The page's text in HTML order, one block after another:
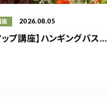
座 2026.08.05
ップ講座】ハンギングバス...